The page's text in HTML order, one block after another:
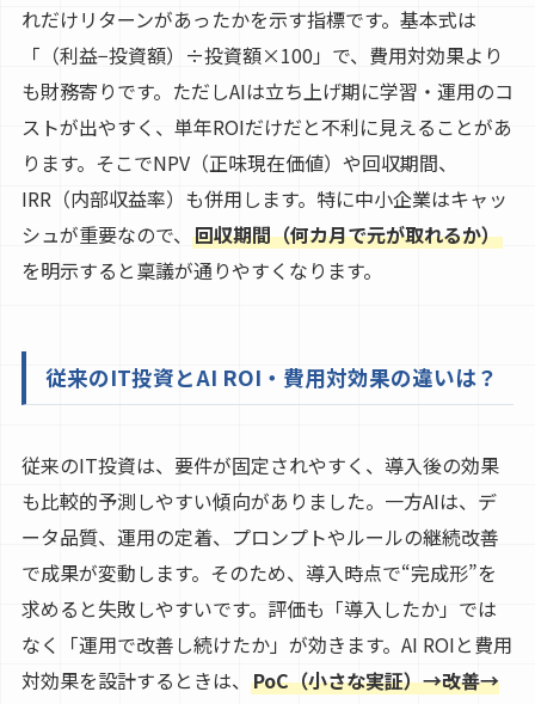
れだけリターンがあったかを示す指標です。基本式は
「（利益−投資額）÷投資額×100」で、費用対効果より
も財務寄りです。ただしAIは立ち上げ期に学習・運用のコ
ストが出やすく、単年ROIだけだと不利に見えることがあ
ります。そこでNPV（正味現在価値）や回収期間、
IRR（内部収益率）も併用します。特に中小企業はキャッ
シュが重要なので、 回収期間（何カ月で元が取れるか）
を明示すると稟議が通りやすくなります。
従来のIT投資とAI ROI・費用対効果の違いは？
従来のIT投資は、要件が固定されやすく、導入後の効果
も比較的予測しやすい傾向がありました。一方AIは、デ
ータ品質、運用の定着、プロンプトやルールの継続改善
で成果が変動します。そのため、導入時点で“完成形”を
求めると失敗しやすいです。評価も「導入したか」では
なく「運用で改善し続けたか」が効きます。AI ROIと費用
対効果を設計するときは、 PoC（小さな実証）→改善→